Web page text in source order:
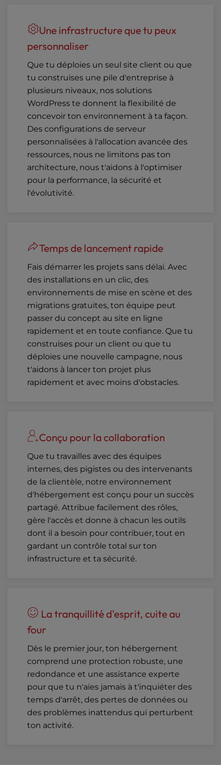
Une infrastructure que tu peux
personnaliser
Que tu déploies un seul site client ou que
tu construises une pile d'entreprise à
plusieurs niveaux, nos solutions
WordPress te donnent la flexibilité de
concevoir ton environnement à ta façon.
Des configurations de serveur
personnalisées à l'allocation avancée des
ressources, nous ne limitons pas ton
architecture, nous t'aidons à l'optimiser
pour la performance, la sécurité et
l'évolutivité.
Temps de lancement rapide
Fais démarrer les projets sans délai. Avec
des installations en un clic, des
environnements de mise en scène et des
migrations gratuites, ton équipe peut
passer du concept au site en ligne
rapidement et en toute confiance. Que tu
construises pour un client ou que tu
déploies une nouvelle campagne, nous
t'aidons à lancer ton projet plus
rapidement et avec moins d'obstacles.
Conçu pour la collaboration
Que tu travailles avec des équipes
internes, des pigistes ou des intervenants
de la clientèle, notre environnement
d'hébergement est conçu pour un succès
partagé. Attribue facilement des rôles,
gère l'accès et donne à chacun les outils
dont il a besoin pour contribuer, tout en
gardant un contrôle total sur ton
infrastructure et ta sécurité.
La tranquillité d'esprit, cuite au
four
Dès le premier jour, ton hébergement
comprend une protection robuste, une
redondance et une assistance experte
pour que tu n'aies jamais à t'inquiéter des
temps d'arrêt, des pertes de données ou
des problèmes inattendus qui perturbent
ton activité.